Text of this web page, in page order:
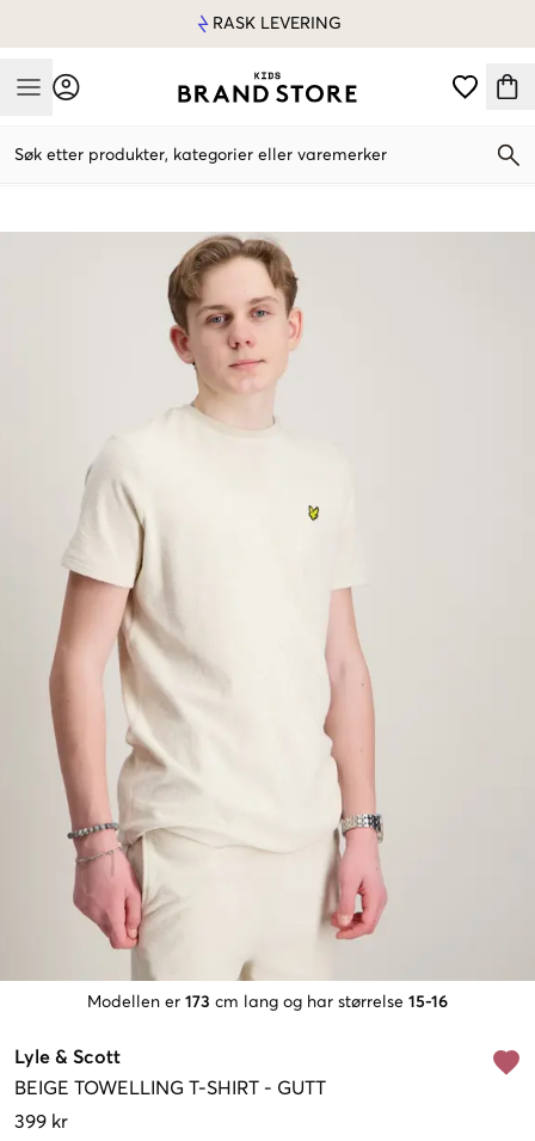
RASK LEVERING
Mobile Menu
Søk etter produkter, kategorier eller varemerker
Modellen er 173 cm lang og har størrelse 15-16
Lyle & Scott
BEIGE TOWELLING T-SHIRT - GUTT
399 kr